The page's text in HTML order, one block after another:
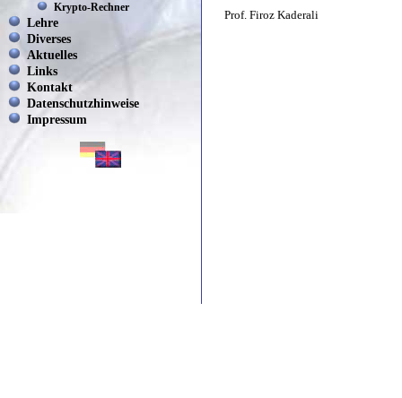
Krypto-Rechner
Lehre
Diverses
Aktuelles
Links
Kontakt
Datenschutzhinweise
Impressum
Prof. Firoz Kaderali